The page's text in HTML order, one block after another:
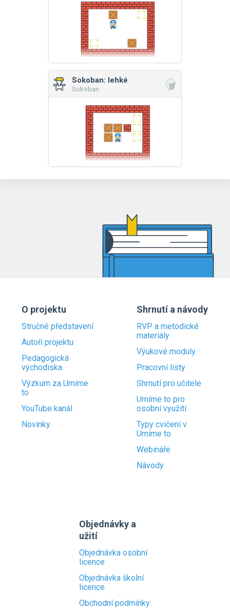
Sokoban: lehké
Sokoban
O projektu
Stručné představení
Autoři projektu
Pedagogická
východiska
Výzkum za Umíme
to
YouTube kanál
Novinky
Shrnutí a návody
RVP a metodické
materiály
Výukové moduly
Pracovní listy
Shrnutí pro učitele
Umíme to pro
osobní využití
Typy cvičení v
Umíme to
Webináře
Návody
Objednávky a
užití
Objednávka osobní
licence
Objednávka školní
licence
Obchodní podmínky